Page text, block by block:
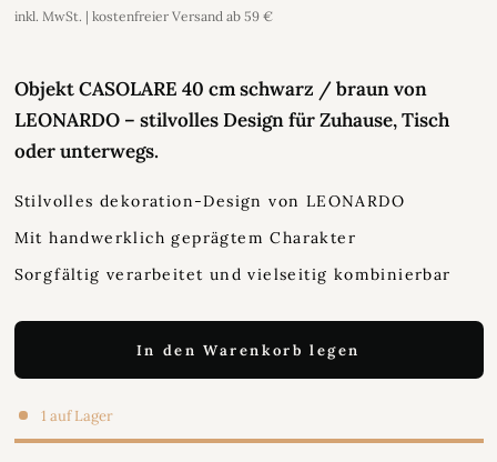
inkl. MwSt. | kostenfreier Versand ab 59 €
Objekt CASOLARE 40 cm schwarz / braun von
LEONARDO – stilvolles Design für Zuhause, Tisch
oder unterwegs.
Stilvolles dekoration-Design von LEONARDO
Mit handwerklich geprägtem Charakter
Sorgfältig verarbeitet und vielseitig kombinierbar
In den Warenkorb legen
1 auf Lager